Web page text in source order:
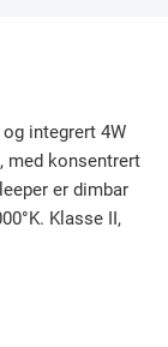
integrert 4W
med konsentrert
er dimbar
Klasse II,